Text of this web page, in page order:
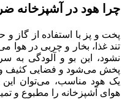
چرا هود در آشپزخانه
پخت و پز با استفاده از گاز و
تند غذا، بخار و چربی در هوا
نشود، این بو و آلودگی به
پخش می‌شود و فضایی کثیف و
یک هود مناسب، می‌توان
هوای آشپزخانه را مطبوع و